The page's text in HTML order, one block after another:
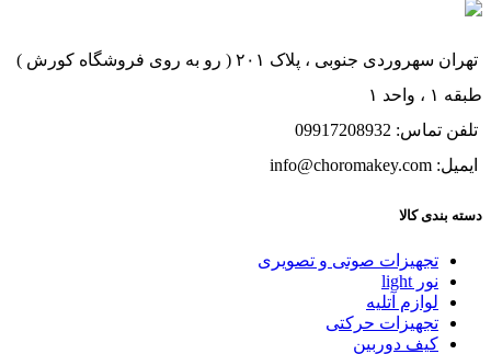
تهران سهروردی جنوبی ، پلاک ۲۰۱ ( رو به روی فروشگاه کورش )
طبقه ۱ ، واحد ۱
تلفن تماس: 09917208932
ایمیل: info@choromakey.com
دسته بندی کالا
تجهیزات صوتی و تصویری
نور light
لوازم آتلیه
تجهیزات حرکتی
کیف دوربین